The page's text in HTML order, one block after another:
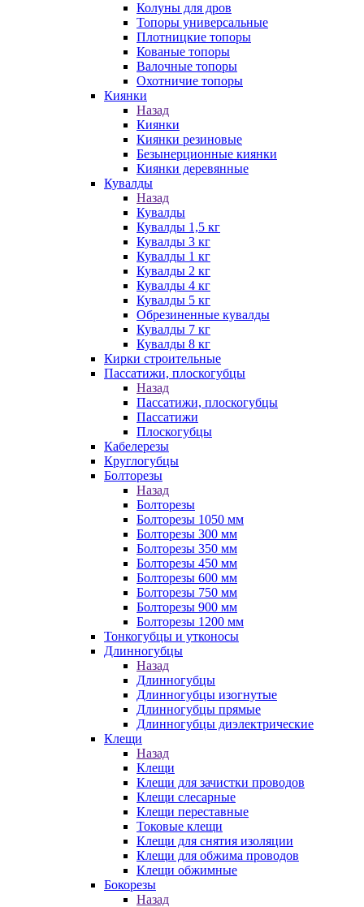
Колуны для дров
Топоры универсальные
Плотницкие топоры
Кованые топоры
Валочные топоры
Охотничие топоры
Киянки
Назад
Киянки
Киянки резиновые
Безынерционные киянки
Киянки деревянные
Кувалды
Назад
Кувалды
Кувалды 1,5 кг
Кувалды 3 кг
Кувалды 1 кг
Кувалды 2 кг
Кувалды 4 кг
Кувалды 5 кг
Обрезиненные кувалды
Кувалды 7 кг
Кувалды 8 кг
Кирки строительные
Пассатижи, плоскогубцы
Назад
Пассатижи, плоскогубцы
Пассатижи
Плоскогубцы
Кабелерезы
Круглогубцы
Болторезы
Назад
Болторезы
Болторезы 1050 мм
Болторезы 300 мм
Болторезы 350 мм
Болторезы 450 мм
Болторезы 600 мм
Болторезы 750 мм
Болторезы 900 мм
Болторезы 1200 мм
Тонкогубцы и утконосы
Длинногубцы
Назад
Длинногубцы
Длинногубцы изогнутые
Длинногубцы прямые
Длинногубцы диэлектрические
Клещи
Назад
Клещи
Клещи для зачистки проводов
Клещи слесарные
Клещи переставные
Токовые клещи
Клещи для снятия изоляции
Клещи для обжима проводов
Клещи обжимные
Бокорезы
Назад